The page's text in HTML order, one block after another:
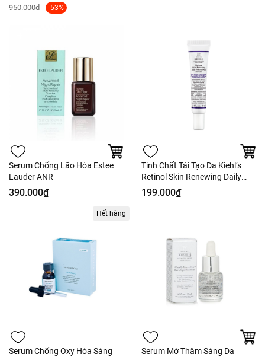
950.000₫ -53%
Serum Chống Lão Hóa Estee
Lauder ANR
390.000₫
Tinh Chất Tái Tạo Da Kiehl’s
Retinol Skin Renewing Daily
Micro-Dose
199.000₫
Hết hàng
Serum Chống Oxy Hóa Sáng
Serum Mờ Thâm Sáng Da